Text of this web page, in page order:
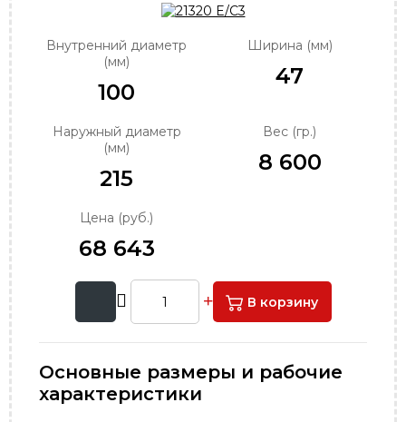
Внутренний диаметр
(мм)
100
Ширина (мм)
47
Наружный диаметр
(мм)
215
Вес (гр.)
8 600
Цена (руб.)
68 643
В корзину
Основные размеры и рабочие
характеристики